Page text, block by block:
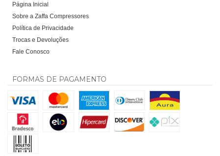
Página Inicial
Sobre a Zaffa Compressores
Política de Privacidade
Trocas e Devoluções
Fale Conosco
FORMAS DE PAGAMENTO